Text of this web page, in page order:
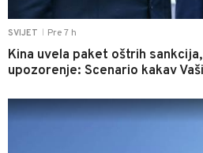
SVIJET Pre 7 h
Kina uvela paket oštrih
upozorenje: Scenario kakav